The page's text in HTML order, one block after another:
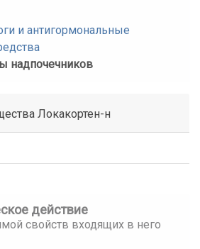
и антигормональные
надпочечников
Локакортен-н
действие
свойств входящих в него